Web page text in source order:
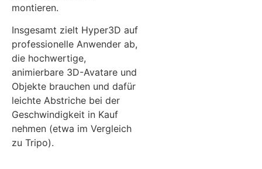
montieren.
Insgesamt zielt Hyper3D auf
professionelle Anwender ab,
die hochwertige,
animierbare 3D-Avatare und
Objekte brauchen und dafür
leichte Abstriche bei der
Geschwindigkeit in Kauf
nehmen (etwa im Vergleich
zu Tripo).